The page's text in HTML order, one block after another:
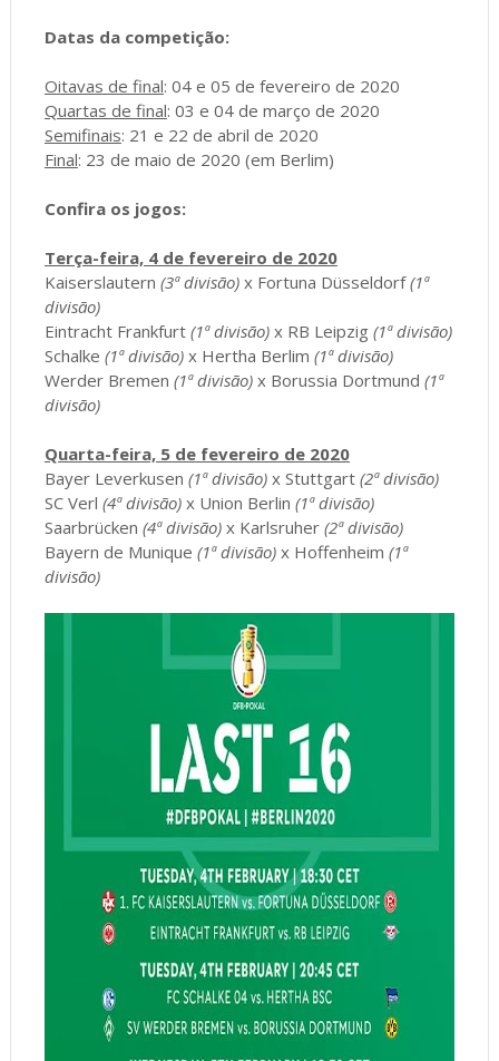
Datas da competição:
Oitavas de final: 04 e 05 de fevereiro de 2020
Quartas de final: 03 e 04 de março de 2020
Semifinais: 21 e 22 de abril de 2020
Final: 23 de maio de 2020 (em Berlim)
Confira os jogos:
Terça-feira, 4 de fevereiro de 2020
Kaiserslautern (3ª divisão)x Fortuna Düsseldorf(1ª
divisão)
Eintracht Frankfurt (1ª divisão) x RB Leipzig (1ª divisão)
Schalke (1ª divisão) x Hertha Berlim (1ª divisão)
Werder Bremen (1ª divisão) x Borussia Dortmund (1ª
divisão)
Quarta-feira, 5 de fevereiro de 2020
Bayer Leverkusen (1ª divisão) x Stuttgart (2ª divisão)
SC Verl (4ª divisão)x Union Berlin (1ª divisão)
Saarbrücken (4ª divisão)x Karlsruher (2ª divisão)
Bayern de Munique (1ª divisão)x Hoffenheim (1ª
divisão)